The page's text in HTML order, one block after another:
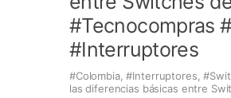
#Tecnocompras
#Interruptores
#Colombia,#Interruptores ,
las diferencias básicas entre